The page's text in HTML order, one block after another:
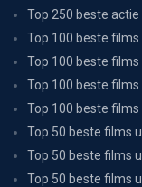
Top 250 beste
Top 100 beste
Top 100 beste films
Top 100 beste films
Top 100 beste
Top 50 beste films
Top 50 beste films
Top 50 beste films